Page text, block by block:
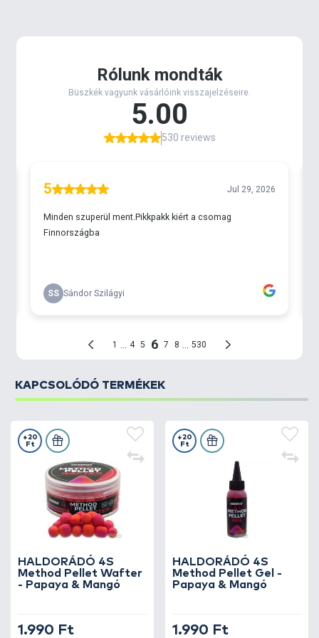
„L”- es méret az általános pontyhorgászat
vízterületen elegendő. Jól dobható, így nagyon
pontos horgászatot tesz lehetővé.
grammos változataiideálisak a 10-80 méteres
grammos méretekben
kapható. Ezek már
meghorgászására, valamint nagy
befogadóképességük miatt a természetes vizek,
A kosarak elérhetők önmagukban, illetve szett
formájában is. A szettek tartalma két, azonos
tartozó gumis töltőszerszám.
KAPCSOLÓDÓ TERMÉKEK
HALDORÁDÓ 4S
Method Pellet Wafter
- Papaya & Mangó
+20
Ft
1.990 Ft
HALDORÁDÓ 4S
Method Pellet Gel -
Papaya & Mangó
+20
Ft
1.990 Ft